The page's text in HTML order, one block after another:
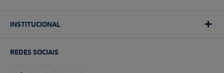
INSTITUCIONAL
REDES SOCIAIS